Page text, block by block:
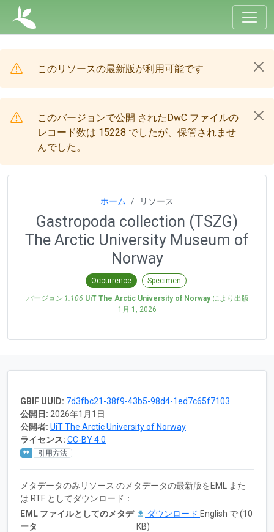
このリソースの最新版が利用可能です
このバージョンで公開 されたDwC ファイルの
レコード数は 15228 でしたが、保管されませ
んでした。
ホーム リソース
Gastropoda collection (TSZG)
The Arctic University Museum of
Norway
Occurrence Specimen
バージョン 1.106 UiT The Arctic University of Norwayにより出版
1月 1, 2026
GBIF UUID: 7d3fbc21-38f9-43b5-98d4-1ed7c65f7103
公開日: 2026年1月1日
公開者: UiT The Arctic University of Norway
ライセンス: CC-BY 4.0
引用方法
メタデータのみリソース のメタデータの最新版をEML また
は RTF としてダウンロード：
EML ファイルとしてのメタデ
ータ
ダウンロード English で (10
KB)